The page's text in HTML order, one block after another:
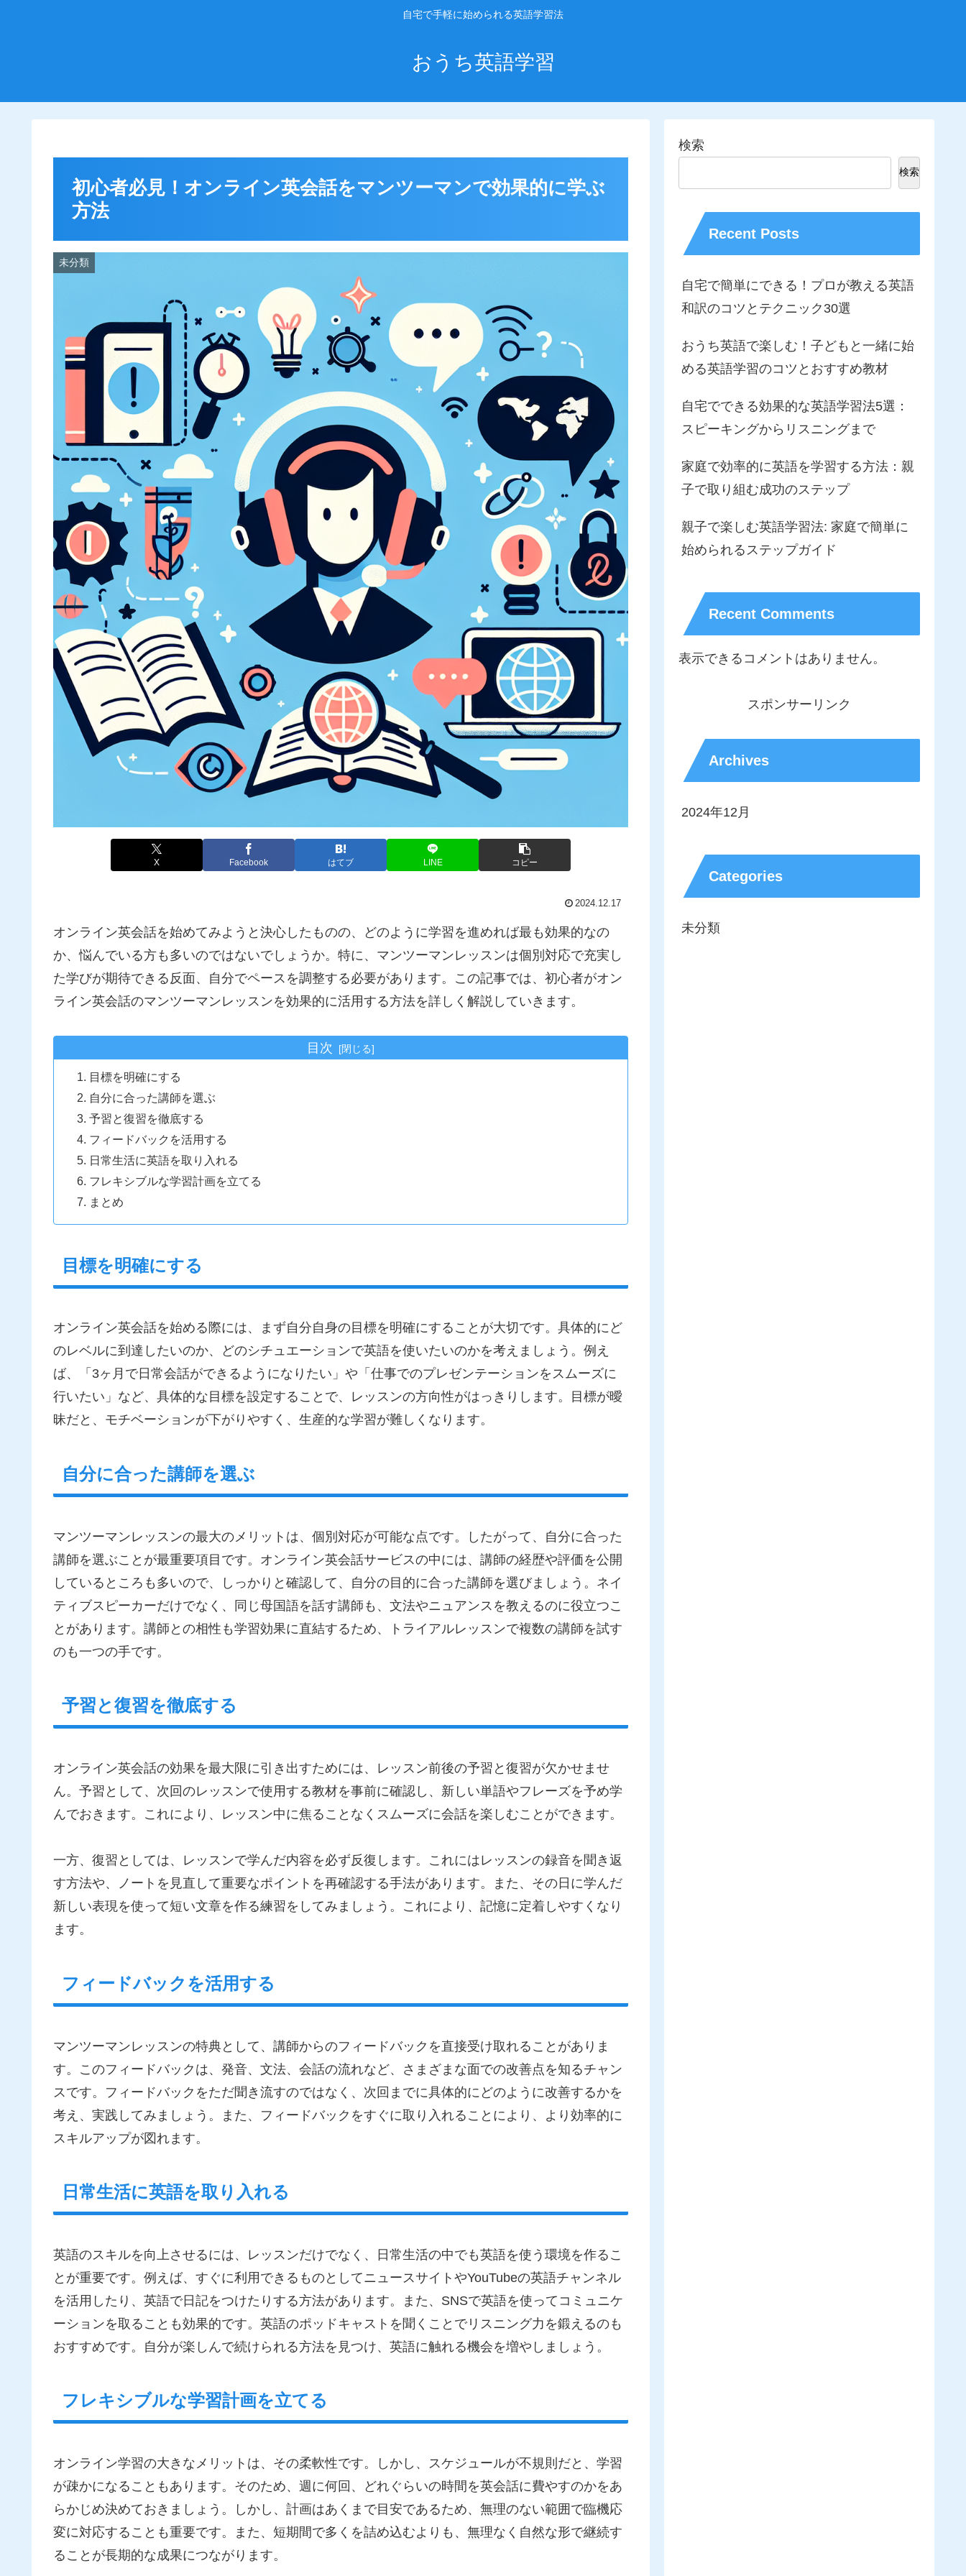
自宅で手軽に始められる英語学習法
おうち英語学習
初心者必見！オンライン英会話をマンツーマンで効果的に学ぶ
方法
未分類
X Facebook はてブ LINE コピー
2024.12.17
オンライン英会話を始めてみようと決心したものの、どのように学習を進めれば最も効果的なの
か、悩んでいる方も多いのではないでしょうか。特に、マンツーマンレッスンは個別対応で充実し
た学びが期待できる反面、自分でペースを調整する必要があります。この記事では、初心者がオン
ライン英会話のマンツーマンレッスンを効果的に活用する方法を詳しく解説していきます。
目次
目標を明確にする
自分に合った講師を選ぶ
予習と復習を徹底する
フィードバックを活用する
日常生活に英語を取り入れる
フレキシブルな学習計画を立てる
まとめ
目標を明確にする
オンライン英会話を始める際には、まず自分自身の目標を明確にすることが大切です。具体的にど
のレベルに到達したいのか、どのシチュエーションで英語を使いたいのかを考えましょう。例え
ば、「3ヶ月で日常会話ができるようになりたい」や「仕事でのプレゼンテーションをスムーズに
行いたい」など、具体的な目標を設定することで、レッスンの方向性がはっきりします。目標が曖
昧だと、モチベーションが下がりやすく、生産的な学習が難しくなります。
自分に合った講師を選ぶ
マンツーマンレッスンの最大のメリットは、個別対応が可能な点です。したがって、自分に合った
講師を選ぶことが最重要項目です。オンライン英会話サービスの中には、講師の経歴や評価を公開
しているところも多いので、しっかりと確認して、自分の目的に合った講師を選びましょう。ネイ
ティブスピーカーだけでなく、同じ母国語を話す講師も、文法やニュアンスを教えるのに役立つこ
とがあります。講師との相性も学習効果に直結するため、トライアルレッスンで複数の講師を試す
のも一つの手です。
予習と復習を徹底する
オンライン英会話の効果を最大限に引き出すためには、レッスン前後の予習と復習が欠かせませ
ん。予習として、次回のレッスンで使用する教材を事前に確認し、新しい単語やフレーズを予め学
んでおきます。これにより、レッスン中に焦ることなくスムーズに会話を楽しむことができます。
一方、復習としては、レッスンで学んだ内容を必ず反復します。これにはレッスンの録音を聞き返
す方法や、ノートを見直して重要なポイントを再確認する手法があります。また、その日に学んだ
新しい表現を使って短い文章を作る練習をしてみましょう。これにより、記憶に定着しやすくなり
ます。
フィードバックを活用する
マンツーマンレッスンの特典として、講師からのフィードバックを直接受け取れることがありま
す。このフィードバックは、発音、文法、会話の流れなど、さまざまな面での改善点を知るチャン
スです。フィードバックをただ聞き流すのではなく、次回までに具体的にどのように改善するかを
考え、実践してみましょう。また、フィードバックをすぐに取り入れることにより、より効率的に
スキルアップが図れます。
日常生活に英語を取り入れる
英語のスキルを向上させるには、レッスンだけでなく、日常生活の中でも英語を使う環境を作るこ
とが重要です。例えば、すぐに利用できるものとしてニュースサイトやYouTubeの英語チャンネル
を活用したり、英語で日記をつけたりする方法があります。また、SNSで英語を使ってコミュニケ
ーションを取ることも効果的です。英語のポッドキャストを聞くことでリスニング力を鍛えるのも
おすすめです。自分が楽しんで続けられる方法を見つけ、英語に触れる機会を増やしましょう。
フレキシブルな学習計画を立てる
オンライン学習の大きなメリットは、その柔軟性です。しかし、スケジュールが不規則だと、学習
が疎かになることもあります。そのため、週に何回、どれぐらいの時間を英会話に費やすのかをあ
らかじめ決めておきましょう。しかし、計画はあくまで目安であるため、無理のない範囲で臨機応
変に対応することも重要です。また、短期間で多くを詰め込むよりも、無理なく自然な形で継続す
ることが長期的な成果につながります。
検索
検索
Recent Posts
自宅で簡単にできる！プロが教える英語
和訳のコツとテクニック30選
おうち英語で楽しむ！子どもと一緒に始
める英語学習のコツとおすすめ教材
自宅でできる効果的な英語学習法5選：
スピーキングからリスニングまで
家庭で効率的に英語を学習する方法：親
子で取り組む成功のステップ
親子で楽しむ英語学習法: 家庭で簡単に
始められるステップガイド
Recent Comments
表示できるコメントはありません。
スポンサーリンク
Archives
2024年12月
Categories
未分類